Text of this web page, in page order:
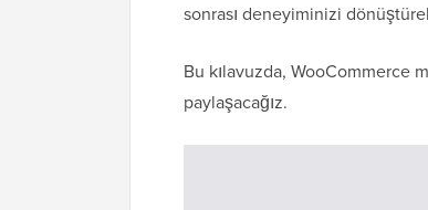
sonrası deneyiminizi
Bu kılavuzda, WooCommerce
paylaşacağız.